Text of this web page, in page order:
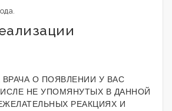
О ПОЯВЛЕНИИ У ВАС
НЕ УПОМЯНУТЫХ В ДАННОЙ
РЕАКЦИЯХ И